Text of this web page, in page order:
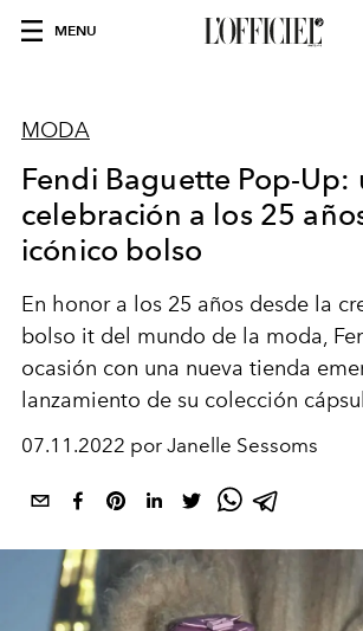
MENU
MODA
Fendi Baguette Pop-Up:
celebración a los 25
icónico bolso
En honor a los 25 años desde la
bolso it del mundo de la moda,
ocasión con una nueva tienda
lanzamiento de su colección
07.11.2022 por Janelle Sessoms